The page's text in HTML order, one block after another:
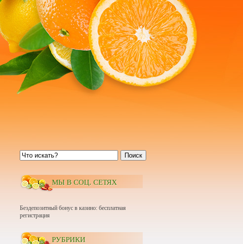
Поиск
МЫ В СОЦ. СЕТЯХ
Бездепозитный бонус в казино: бесплатная
регистрация
РУБРИКИ